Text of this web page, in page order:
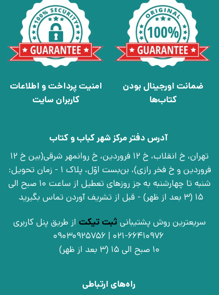
ضمانت اورجینال بودن
کتاب‌ها
امنیت پرداخت و اطلاعات
کاربران سایت
آدرس دفتر مرکز شهر کباب و کتاب
تهران، خ انقلاب، خ 12 فروردین، خ روانمهر شرقی(بین خ 12
فروردین و خ فخر رازی)، بن‌بست اوّل، پلاک 1 - زمان تحویل:
شنبه تا چهارشنبه به جز روزهای تعطیل از ساعت 10 صبح الی
15 (3 بعد از ظهر) - قبل از تشریف آوردن تماس بگیرید
سریعترین روش پشتیبانی ثبت تیکت از طریق پنل کاربری
021-66410976 | 09030925756
10 صبح الی 15 (3 بعد از ظهر)
راه‌های ارتباطی